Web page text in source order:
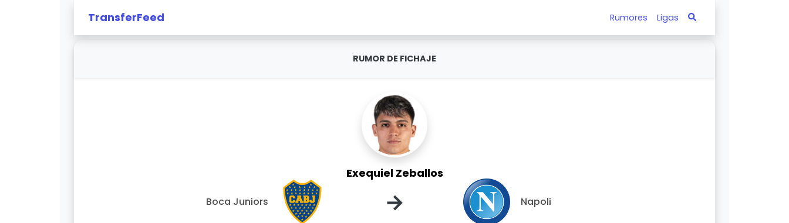
TransferFeed Rumores Ligas
RUMOR DE FICHAJE
Exequiel Zeballos
Boca Juniors → Napoli